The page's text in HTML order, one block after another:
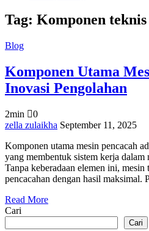
Tag: Komponen teknis
Blog
Komponen Utama
Inovasi Pengolahan
2min
0
on
Utama
Mesin
Pencacah
Untuk
Pengolahan
zella zulaikha September 11, 2025
Komponen utama mesin pencacah
yang membentuk sistem kerja
Tanpa keberadaan elemen ini,
pencacahan dengan hasil
Read More
Cari
Cari